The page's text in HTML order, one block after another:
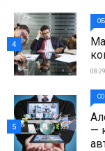
4
—
5